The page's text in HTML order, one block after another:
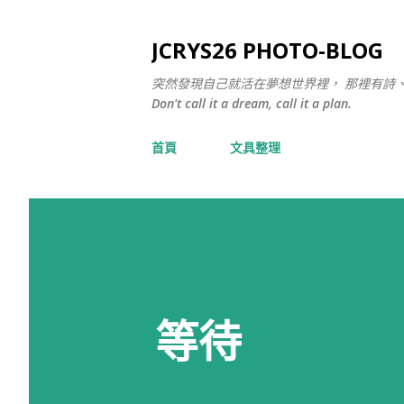
JCRYS26 PHOTO-BLOG
突然發現自己就活在夢想世界裡， 那裡有詩
Don't call it a dream, call it a plan.
首頁 文具整理
等待